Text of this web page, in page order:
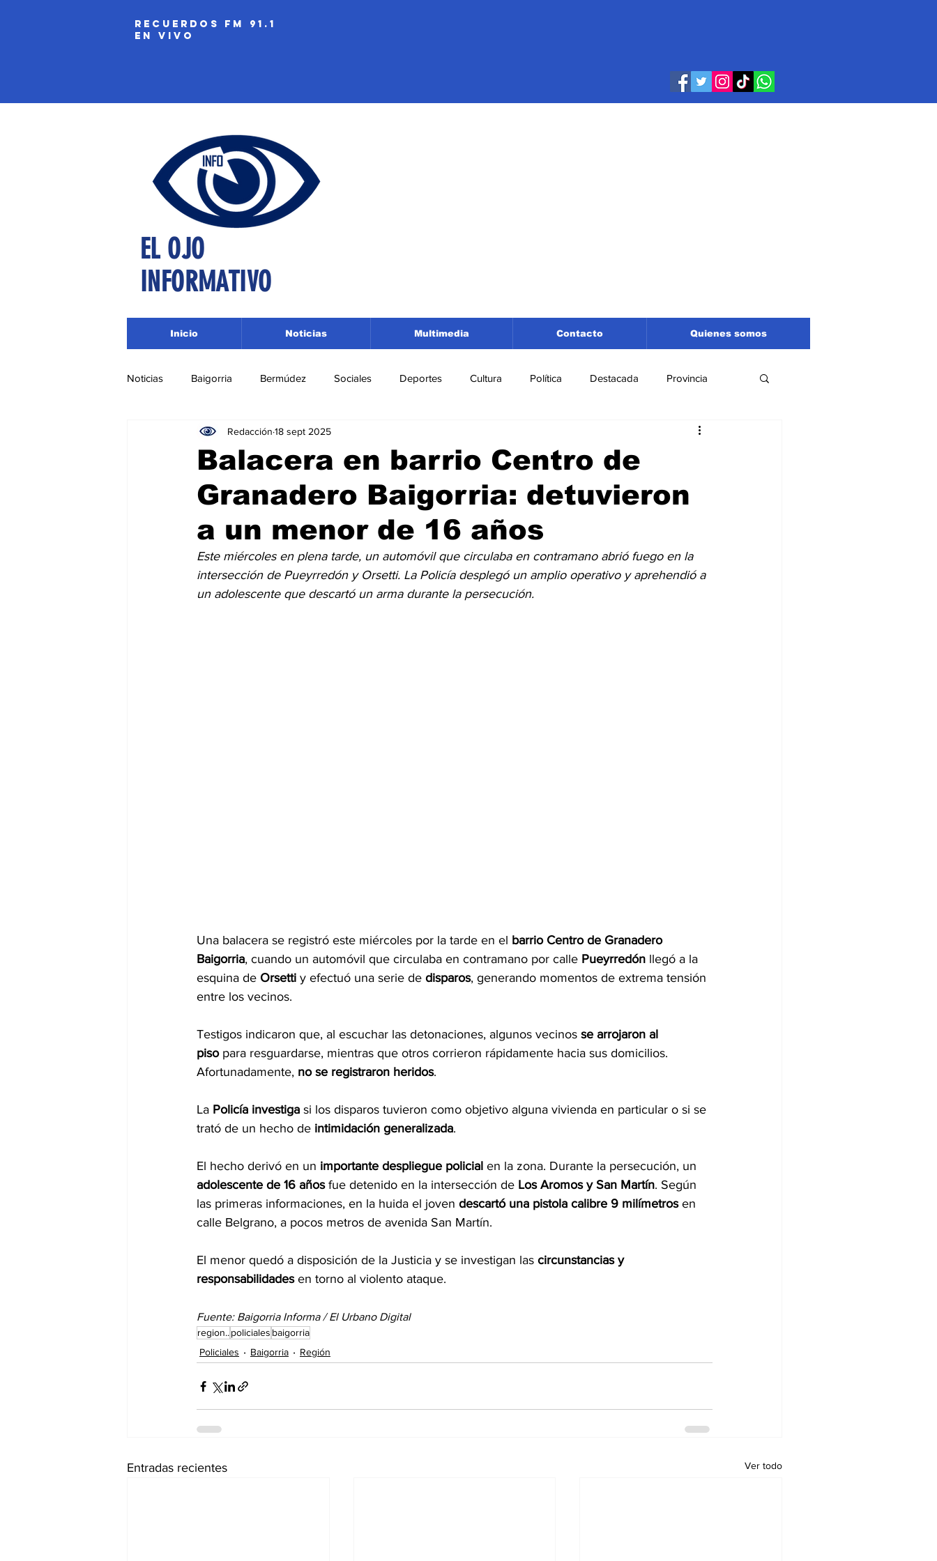
recuerdos fm 91.1
EN VIVO
EL OJO
INFORMATIVO
Inicio Noticias Multimedia Contacto Quienes somos
Noticias Baigorria Bermúdez Sociales Deportes Cultura Política Destacada Provincia
Nacionales Beltrán San Lorenzo Santa Fe
Roldán Departamento San Lorenzo Pujato Turismo Economía Liga Sanlorencina
Medioambiente
Balacera en barrio Centro de
Granadero Baigorria: detuvieron
a un menor de 16 años
Redacción 18 sept 2025
Este miércoles en plena tarde, un automóvil que circulaba en contramano abrió fuego en la
intersección de Pueyrredón y Orsetti. La Policía desplegó un amplio operativo y aprehendió a
un adolescente que descartó un arma durante la persecución.
Una balacera se registró este miércoles por la tarde en el barrio Centro de Granadero
Baigorria, cuando un automóvil que circulaba en contramano por calle Pueyrredón llegó a la
esquina de Orsetti y efectuó una serie de disparos, generando momentos de extrema tensión
entre los vecinos.
Testigos indicaron que, al escuchar las detonaciones, algunos vecinos se arrojaron al
piso para resguardarse, mientras que otros corrieron rápidamente hacia sus domicilios.
Afortunadamente, no se registraron heridos.
La Policía investiga si los disparos tuvieron como objetivo alguna vivienda en particular o si se
trató de un hecho de intimidación generalizada.
El hecho derivó en un importante despliegue policial en la zona. Durante la persecución, un
adolescente de 16 años fue detenido en la intersección de Los Aromos y San Martín. Según
las primeras informaciones, en la huida el joven descartó una pistola calibre 9 milímetros en
calle Belgrano, a pocos metros de avenida San Martín.
El menor quedó a disposición de la Justicia y se investigan las circunstancias y
responsabilidades en torno al violento ataque.
Fuente: Baigorria Informa / El Urbano Digital
region.. policiales baigorria
Policiales
Baigorria Región
Entradas recientes Ver todo